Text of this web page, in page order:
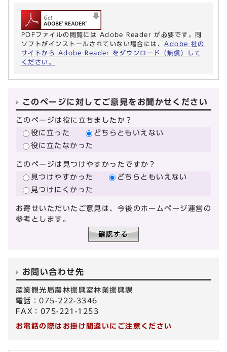
PDFファイルの閲覧には Adobe Reader が必要です。同
ソフトがインストールされていない場合には、 Adobe 社の
サイトから Adobe Reader をダウンロード（無償）して
ください。
このページに対してご意見をお聞かせください
このページは役に立ちましたか？
役に立った
どちらともいえない
役に立たなかった
このページは見つけやすかったですか？
見つけやすかった
どちらともいえない
見つけにくかった
お寄せいただいたご意見は、今後のホームページ運営の
参考とします。
お問い合わせ先
産業観光局農林振興室林業振興課
電話：075-222-3346
FAX：075-221-1253
お電話の際はお掛け間違いにご注意ください